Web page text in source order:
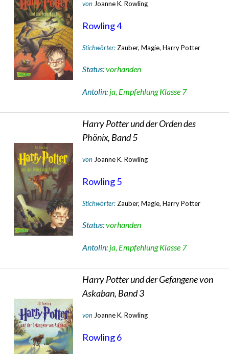
von Joanne K. Rowling
Rowling 4
Stichwörter: Zauber, Magie, Harry Potter
Status:vorhanden
Antolin: ja, Empfehlung Klasse 7
Harry Potter und der Orden des
Phönix, Band 5
von Joanne K. Rowling
Rowling 5
Stichwörter: Zauber, Magie, Harry Potter
Status:vorhanden
Antolin: ja, Empfehlung Klasse 7
Harry Potter und der Gefangene von
Askaban, Band 3
von Joanne K. Rowling
Rowling 6